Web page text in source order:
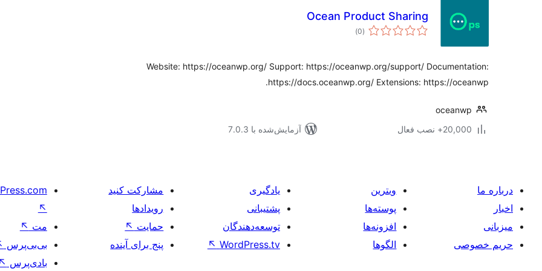
Ocean Product Sharing
(0 مجموع
امتیازها
)
Website: https://oceanwp.org/ Support: https://oceanwp.org/support/ Documentation:
https://docs.oceanwp.org/ Extensions: https://oceanwp.
oceanwp
20,000+ نصب فعال
آزمایش‌شده با 7.0.3
درباره ما
اخبار
میزبانی
حریم خصوصی
ویترین
پوسته‌ها
افزونه‌ها
الگوها
یادگیری
پشتیبانی
توسعه‌دهندگان
WordPress.tv
↖
مشارکت کنید
رویدادها
حمایت ↖
پنج برای آینده
↖
مت ↖
بی‌بی‌پرس
بادی‌پرس